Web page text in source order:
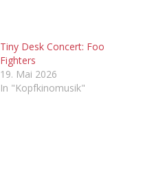
Tiny Desk Concert: Foo
Fighters
19. Mai 2026
In "Kopfkinomusik"